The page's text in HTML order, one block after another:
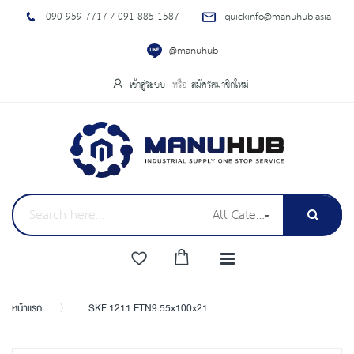
090 959 7717 / 091 885 1587
quickinfo@manuhub.asia
@manuhub
เข้าสู่ระบบ สมัครสมาชิกใหม่
All Categories
หน้าแรก SKF 1211 ETN9 55x100x21